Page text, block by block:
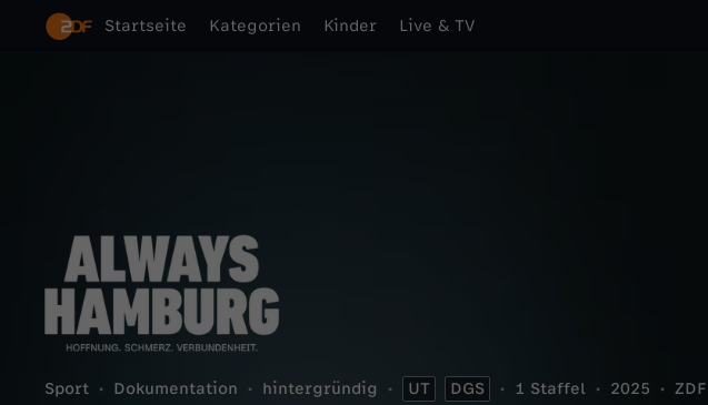
Startseite Kategorien Kinder Live & TV
Sport Dokumentation hintergründig UT DGS 1 Staffel 2025 ZDF